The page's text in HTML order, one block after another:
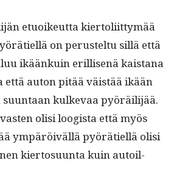
etuoikeut­ta kier­toli­it­tymää
on perustel­tu sil­lä että
ikäänkuin eril­lisenä kaistana
että auton pitää väistää ikään
suun­taan kulke­vaa pyöräil­i­jää.
olisi loogista että myös
ympäröiväl­lä pyörätiel­lä olisi
kier­to­su­un­ta kuin autoil­